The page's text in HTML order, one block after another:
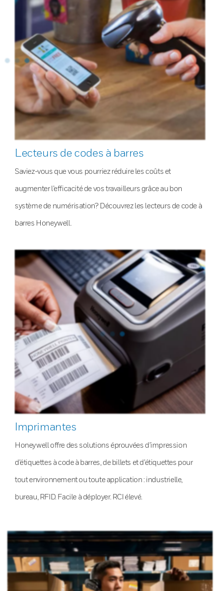
Lecteurs de codes à barres
Saviez-vous que vous pourriez réduire les coûts et
augmenter l’efficacité de vos travailleurs grâce au bon
système de numérisation? Découvrez les lecteurs de code à
barres Honeywell.
Imprimantes
Honeywell offre des solutions éprouvées d’impression
d’étiquettes à code à barres, de billets et d’étiquettes pour
tout environnement ou toute application : industrielle,
bureau, RFID. Facile à déployer. RCI élevé.